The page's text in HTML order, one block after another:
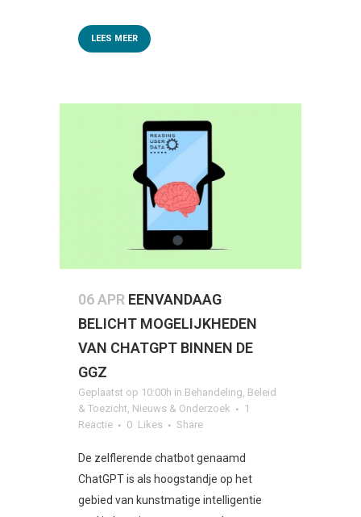
LEES MEER
06 APR EENVANDAAG
BELICHT MOGELIJKHEDEN
VAN CHATGPT BINNEN DE
GGZ
Geplaatst op 10:00h in Behandeling Beleid
& Toezicht Nieuws & Onderzoek
1
Reactie
0 Likes Share
De zelflerende chatbot genaamd
ChatGPT is als hoogstandje op het
gebied van kunstmatige intelligentie